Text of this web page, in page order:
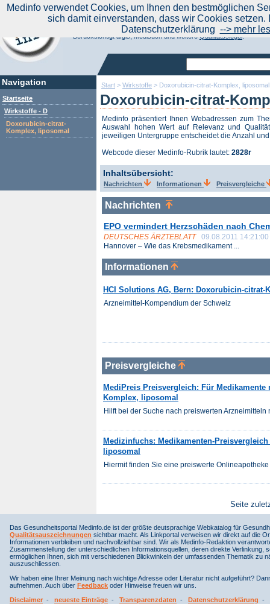
Start > Wirkstoffe > Doxorubicin-citrat-Komplex, liposomal
Doxorubicin-citrat-
Medinfo präsentiert Ihnen Webadressen zum
Auswahl hohen Wert auf Relevanz und
jeweiligen Untergruppe entscheidet die Anzahl
Webcode dieser Medinfo-Rubrik lautet: 2828r
Inhaltsübersicht:
Nachrichten Informationen Preisvergleiche
Nachrichten
EPO vermindert Herzschäden nach
DEUTSCHES ÄRZTEBLATT
09.08.2011 14:21:00
Hannover – Wie das Krebsmedikament ...
Informationen
HCI Solutions AG, Bern: Doxorubicin-citrat-
Arzneimittel-Kompendium der Schweiz
Preisvergleiche
MediPreis Preisvergleich: Für
Komplex, liposomal
Hilft bei der Suche nach preiswerten Arzneimitteln
Medizinfuchs: Medikamenten-
liposomal
Hiermit finden Sie eine preiswerte
Seite
Navigation
Startseite
Wirkstoffe - D
Doxorubicin-citrat-
Komplex, liposomal
Aktuelle Nachrichten|
Suchen Sie noch oder Finden Sie schon?
Medinfo.de - Meta-Portal für Gesundheitsthemen
Berücksichtigt afgis, Medisuch und weitereQualitätssiegel.
Das Gesundheitsportal Medinfo.de ist der größte deutsprachige Webkatalog für
Qualitätsauszeichnungen sichtbar macht. Als Linkportal verweisen wir direkt auf die
Informationen verbleiben und nachvollziehbar sind. Wir als Medinfo-Redaktion
Zusammenstellung der unterschiedlichen Informationsquellen, deren direkte
ermöglichen Ihnen, sich mit verschiedenen Blickwinkeln der umfassenden Thematik
auszuschliessen.
Wir haben eine Ihrer Meinung nach wichtige Adresse oder Literatur nicht aufgeführt?
aufnehmen. Auch über Feedback oder Hinweise freuen wir uns.
Disclaimer - neueste Einträge - Transparenzdaten - Datenschutzerklärung -
Medinfo verwendet Cookies, um Ihnen den bestmöglichen
sich damit einverstanden, dass wir Cookies
Datenschutzerklärung --> mehr